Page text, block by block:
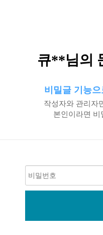
큐**님의
비밀글 기능
작성자와 관리자
본인이라면 비